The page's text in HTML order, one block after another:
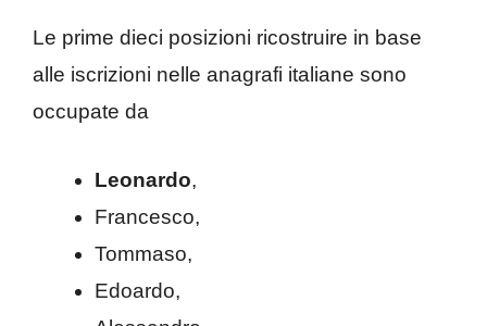
Le prime dieci posizioni ricostruire in base
alle iscrizioni nelle anagrafi italiane sono
occupate da
Leonardo,
Francesco,
Tommaso,
Edoardo,